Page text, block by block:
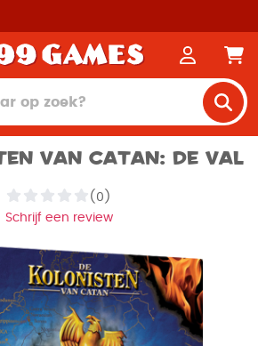
van Catan: De Val
(0)
Schrijf een review